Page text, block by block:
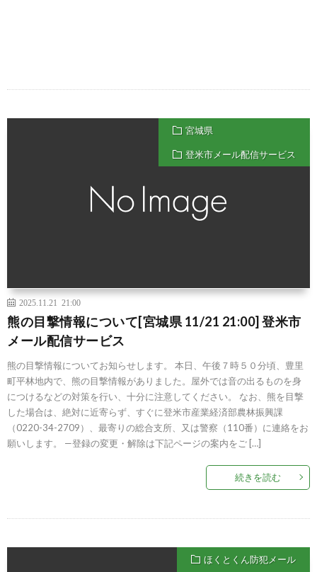
宮城県
登米市メール配信サービス
2025.11.21 21:00
熊の目撃情報について[宮城県 11/21 21:00] 登米市
メール配信サービス
熊の目撃情報についてお知らせします。 本日、午後７時５０分頃、豊里
町平林地内で、熊の目撃情報がありました。屋外では音の出るものを身
につけるなどの対策を行い、十分に注意してください。 なお、熊を目撃
した場合は、絶対に近寄らず、すぐに登米市産業経済部農林振興課
（0220-34-2709）、最寄りの総合支所、又は警察（110番）に連絡をお
願いします。 —登録の変更・解除は下記ページの案内をご […]
続きを読む
ほくとくん防犯メール